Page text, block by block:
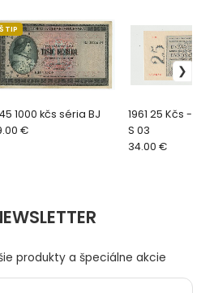
1000 kčs séria BJ
TIP
€
1961 25 Kčs -
S 03
34.00 €
produkty a špeciálne akcie